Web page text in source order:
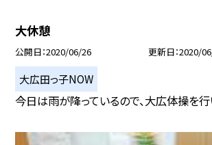
大休憩
公開日 2020/06/26 更新日 2020/
大広田っ子NOW
今日は雨が降っているので、大広体操を行